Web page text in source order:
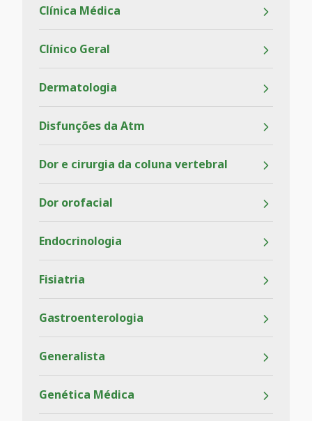
Clínica Médica
Clínico Geral
Dermatologia
Disfunções da Atm
Dor e cirurgia da coluna vertebral
Dor orofacial
Endocrinologia
Fisiatria
Gastroenterologia
Generalista
Genética Médica